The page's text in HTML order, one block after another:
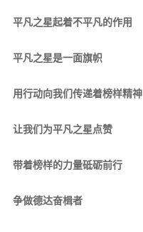
平凡之星起着不平凡的作用
平凡之星是一面旗帜
用行动向我们传递着榜样精神
让我们为平凡之星点赞
带着榜样的力量砥砺前行
争做德达奋楫者